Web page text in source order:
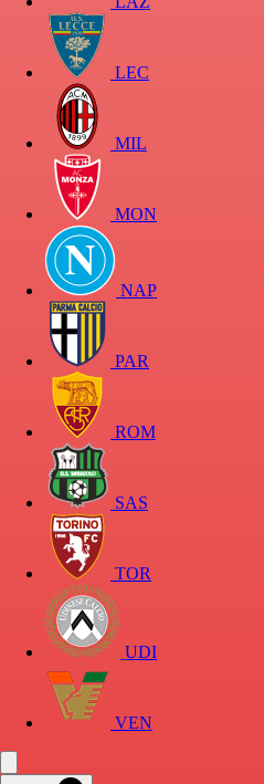
LEC
MIL
MON
NAP
PAR
ROM
SAS
TOR
UDI
VEN